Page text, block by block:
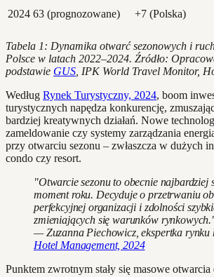
2024 63 (prognozowane) +7 (Polska)
Tabela 1: Dynamika otwarć sezonowych i
Polsce w latach 2022–2024. Źródło:
podstawie GUS , IPK World Travel Monitor,
Według Rynek Turystyczny, 2024, boom
turystycznych napędza konkurencję,
bardziej kreatywnych działań. Nowe
zameldowanie czy systemy zarządzania
przy otwarciu sezonu – zwłaszcza w dużych
condo czy resort.
"Otwarcie sezonu to obecnie najbardziej
moment roku. Decyduje o przetrwaniu
perfekcyjnej organizacji i zdolności
zmieniających się warunków
— Zuzanna Piechowicz, ekspertka rynku
Hotel Management, 2024
Punktem zwrotnym stały się masowe